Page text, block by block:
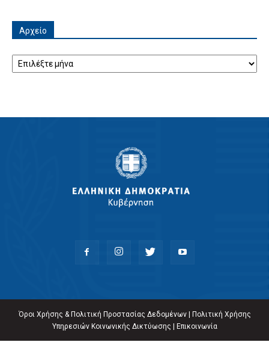
Αρχείο
Αρχείο
Όροι Χρήσης & Πολιτική Προστασίας Δεδομένων| Πολιτική Χρήσης
Υπηρεσιών Κοινωνικής Δικτύωσης | Επικοινωνία